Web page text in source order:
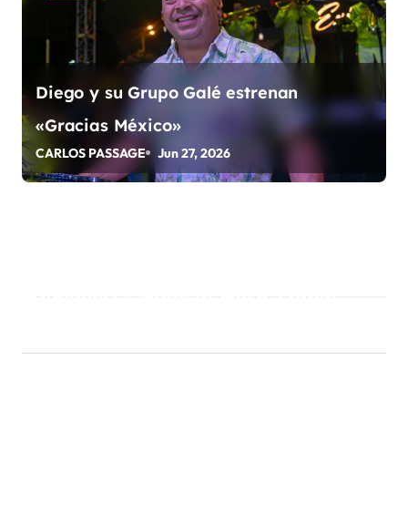
Diego y su Grupo Galé estrenan
«Gracias México»
CARLOS PASSAGE Jun 27, 2026